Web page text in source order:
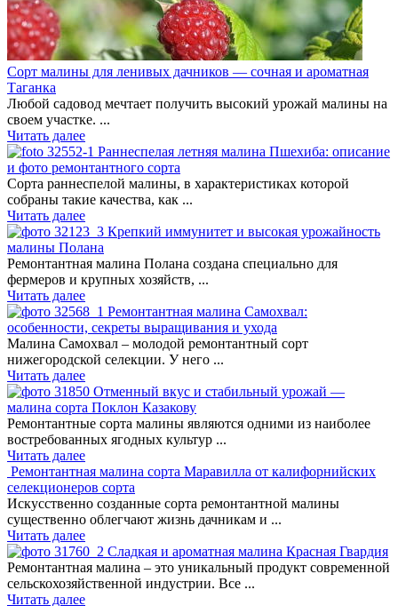
Сорт малины для ленивых дачников — сочная и ароматная
Таганка
Любой садовод мечтает получить высокий урожай малины на
своем участке. ...
Читать далее
Раннеспелая летняя малина Пшехиба: описание
и фото ремонтантного сорта
Сорта раннеспелой малины, в характеристиках которой
собраны такие качества, как ...
Читать далее
Крепкий иммунитет и высокая урожайность
малины Полана
Ремонтантная малина Полана создана специально для
фермеров и крупных хозяйств, ...
Читать далее
Ремонтантная малина Самохвал:
особенности, секреты выращивания и ухода
Малина Самохвал – молодой ремонтантный сорт
нижегородской селекции. У него ...
Читать далее
Отменный вкус и стабильный урожай —
малина сорта Поклон Казакову
Ремонтантные сорта малины являются одними из наиболее
востребованных ягодных культур ...
Читать далее
Ремонтантная малина сорта Маравилла от калифорнийских
селекционеров сорта
Искусственно созданные сорта ремонтантной малины
существенно облегчают жизнь дачникам и ...
Читать далее
Сладкая и ароматная малина Красная Гвардия
Ремонтантная малина – это уникальный продукт современной
сельскохозяйственной индустрии. Все ...
Читать далее